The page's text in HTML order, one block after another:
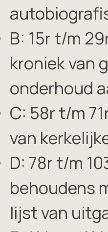
B: 15r t/m
kroniek van
onderhoud
C: 58r t/m
van
D: 78r t/m
behoudens
lijst van